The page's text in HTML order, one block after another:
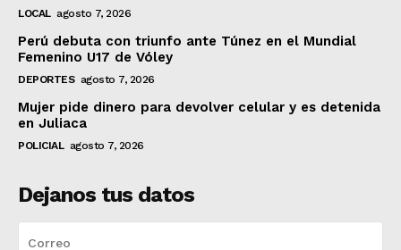
LOCAL agosto 7, 2026
Perú debuta con triunfo ante Túnez en el Mundial
Femenino U17 de Vóley
DEPORTES agosto 7, 2026
Mujer pide dinero para devolver celular y es detenida
en Juliaca
POLICIAL agosto 7, 2026
Dejanos tus datos